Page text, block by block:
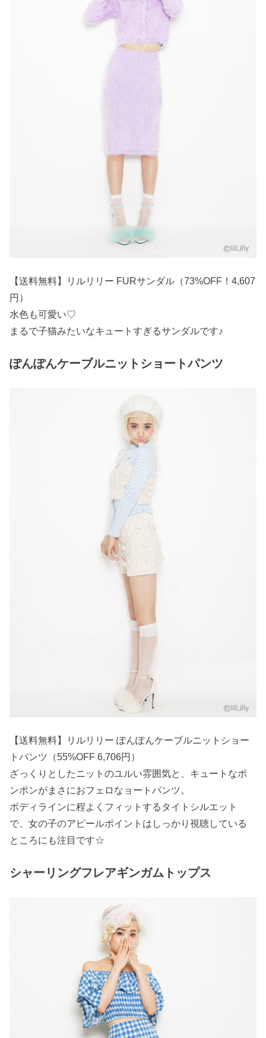
【送料無料】リルリリー FURサンダル（73%OFF！4,607
円）
水色も可愛い♡
まるで子猫みたいなキュートすぎるサンダルです♪
ぽんぽんケーブルニットショートパンツ
【送料無料】リルリリー ぽんぽんケーブルニットショー
トパンツ（55%OFF 6,706円）
ざっくりとしたニットのユルい雰囲気と、キュートなポ
ンポンがまさにおフェロなョートパンツ。
ボディラインに程よくフィットするタイトシルエット
で、女の子のアピールポイントはしっかり視聴している
ところにも注目です☆
シャーリングフレアギンガムトップス